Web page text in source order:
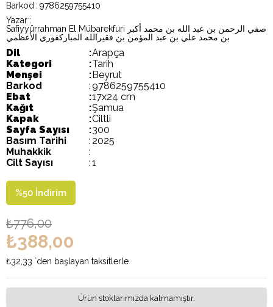
Barkod : 9786259755410
Yazar :
Safiyyürrahman El Mübarekfuri صفي الرحمن بن عبد الله بن محمد أكبر
بن محمد علي بن عبد المؤمن بن فقيرالله المباركفوري الأعظمي
Dil :Arapça
Kategori
:Tarih
Menşei
:Beyrut
Barkod
:9786259755410
Ebat
:17x24 cm
Kağıt
:Şamua
Kapak
:Ciltli
Sayfa Sayısı
:300
Basım Tarihi
: 2025
Muhakkik
:
Cilt Sayısı
:1
%50 İndirim
₺776,00
₺388,00
₺32,33 `den başlayan taksitlerle
Ürün stoklarımızda kalmamıştır.